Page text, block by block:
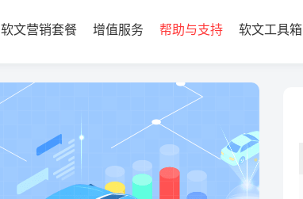
软文营销套餐 增值服务 帮助与支持 软文工具箱